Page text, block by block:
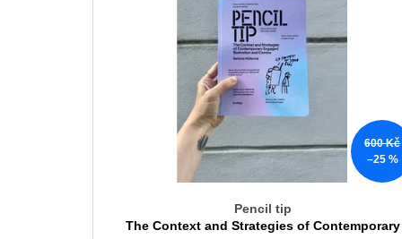
600 Kč
–25 %
Pencil tip
The Context and Strategies of Contemporary